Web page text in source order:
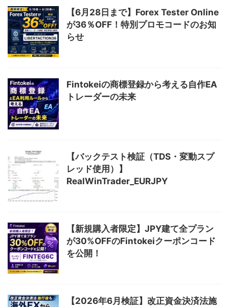
【6月28日まで】Forex Tester Online
が36％OFF！特別プロモコードのお知
らせ
Fintokeiの商標登録から考える自作EA
トレーダーの未来
【バックテスト検証（TDS・変動スプ
レッド使用）】
RealWinTrader_EURJPY
【新規購入者限定】JPY建て全プラン
が30%OFFのFintokeiクーポンコード
を公開！
【2026年6月検証】改正資金決済法施